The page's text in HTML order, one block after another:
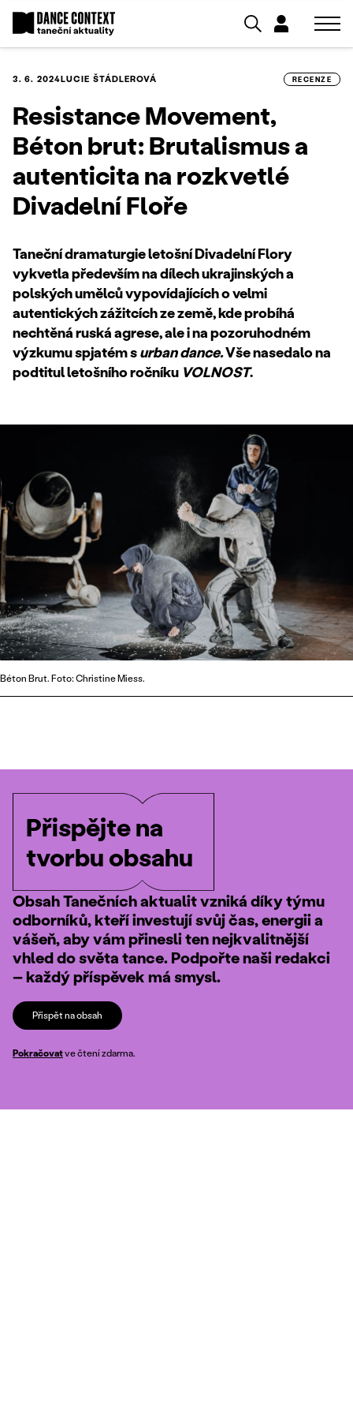
3. 6. 2024LUCIE ŠTÁDLEROVÁ RECENZE
Resistance Movement,
Béton brut: Brutalismus a
autenticita na rozkvetlé
Divadelní Floře
Taneční dramaturgie letošní Divadelní Flory
vykvetla především na dílech ukrajinských a
polských umělců vypovídajících o velmi
autentických zážitcích ze země, kde probíhá
nechtěná ruská agrese, ale i na pozoruhodném
výzkumu spjatém surban dance.Vše nasedalo na
podtitul letošního ročníku VOLNOST.
Béton Brut. Foto: Christine Miess.
Přispějte na
tvorbu obsahu
Obsah Tanečních aktualit vzniká díky týmu
odborníků, kteří investují svůj čas, energii a
vášeň, aby vám přinesli ten nejkvalitnější
vhled do světa tance. Podpořte naši redakci
– každý příspěvek má smysl.
Přispět na obsah
Pokračovatve čtení zdarma.